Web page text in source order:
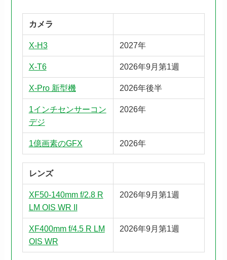
カメラ
X-H3 2027年
X-T6 2026年9月第1週
X-Pro 新型機 2026年後半
1インチセンサーコン
デジ
2026年
1億画素のGFX 2026年
レンズ
XF50-140mm f/2.8 R
LM OIS WR II
2026年9月第1週
XF400mm f/4.5 R LM
OIS WR
2026年9月第1週